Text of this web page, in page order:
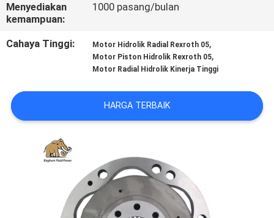
KASUS
PRIVACY
POLICY
Menyediakan
kemampuan:
1000 pasang/bulan
Cahaya Tinggi: Motor Hidrolik Radial Rexroth 05,
Motor Piston Hidrolik Rexroth 05,
Motor Radial Hidrolik Kinerja Tinggi
HARGA TERBAIK